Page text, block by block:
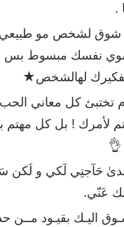
.
شوق لشخص مو
نفسك مبسوط بس
لهالشخص★
تختبئ كل معاني
لأمرك ! بل كل مهتم
👌
حَآجتِي لَكي و لَكن
عَنّي.
ﺍﻟﻴـﻚ ﺑﻘﻴـﻮﺩ ﻣــﻦ